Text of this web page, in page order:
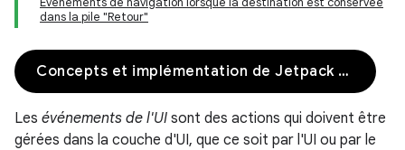
dans la pile "Retour"
Concepts et implémentation de Jetpack Compose
Les événements de l'UI sont des actions qui doivent être
gérées dans la couche d'UI, que ce soit par l'UI ou par le